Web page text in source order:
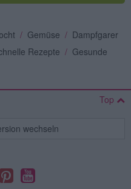
/ Gemüse / Dampfgarer
Rezepte / Gesunde
Top
wechseln